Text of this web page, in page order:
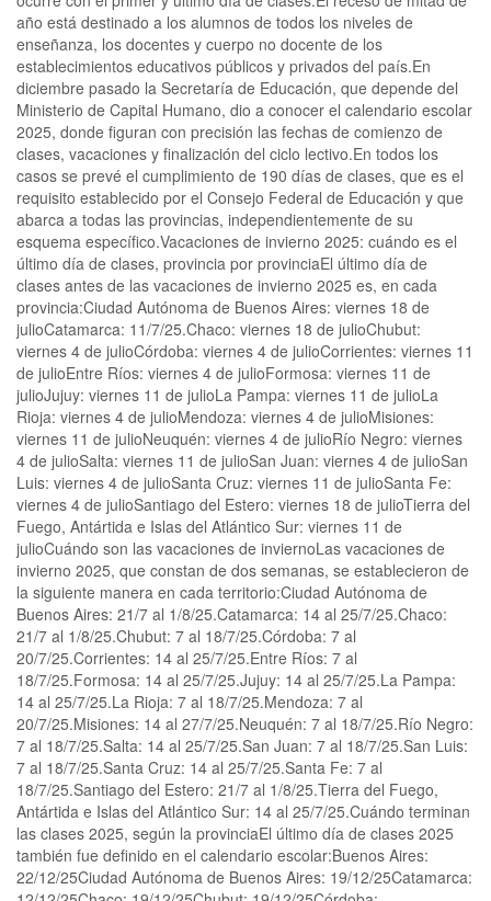
año está destinado a los alumnos de todos los niveles de
enseñanza, los docentes y cuerpo no docente de los
establecimientos educativos públicos y privados del país.En
diciembre pasado la Secretaría de Educación, que depende del
Ministerio de Capital Humano, dio a conocer el calendario escolar
2025, donde figuran con precisión las fechas de comienzo de
clases, vacaciones y finalización del ciclo lectivo.En todos los
casos se prevé el cumplimiento de 190 días de clases, que es el
requisito establecido por el Consejo Federal de Educación y que
abarca a todas las provincias, independientemente de su
esquema específico.Vacaciones de invierno 2025: cuándo es el
último día de clases, provincia por provinciaEl último día de
clases antes de las vacaciones de invierno 2025 es, en cada
provincia:Ciudad Autónoma de Buenos Aires: viernes 18 de
julioCatamarca: 11/7/25.Chaco: viernes 18 de julioChubut:
viernes 4 de julioCórdoba: viernes 4 de julioCorrientes: viernes 11
de julioEntre Ríos: viernes 4 de julioFormosa: viernes 11 de
julioJujuy: viernes 11 de julioLa Pampa: viernes 11 de julioLa
Rioja: viernes 4 de julioMendoza: viernes 4 de julioMisiones:
viernes 11 de julioNeuquén: viernes 4 de julioRío Negro: viernes
4 de julioSalta: viernes 11 de julioSan Juan: viernes 4 de julioSan
Luis: viernes 4 de julioSanta Cruz: viernes 11 de julioSanta Fe:
viernes 4 de julioSantiago del Estero: viernes 18 de julioTierra del
Fuego, Antártida e Islas del Atlántico Sur: viernes 11 de
julioCuándo son las vacaciones de inviernoLas vacaciones de
invierno 2025, que constan de dos semanas, se establecieron de
la siguiente manera en cada territorio:Ciudad Autónoma de
Buenos Aires: 21/7 al 1/8/25.Catamarca: 14 al 25/7/25.Chaco:
21/7 al 1/8/25.Chubut: 7 al 18/7/25.Córdoba: 7 al
20/7/25.Corrientes: 14 al 25/7/25.Entre Ríos: 7 al
18/7/25.Formosa: 14 al 25/7/25.Jujuy: 14 al 25/7/25.La Pampa:
14 al 25/7/25.La Rioja: 7 al 18/7/25.Mendoza: 7 al
20/7/25.Misiones: 14 al 27/7/25.Neuquén: 7 al 18/7/25.Río Negro:
7 al 18/7/25.Salta: 14 al 25/7/25.San Juan: 7 al 18/7/25.San Luis:
7 al 18/7/25.Santa Cruz: 14 al 25/7/25.Santa Fe: 7 al
18/7/25.Santiago del Estero: 21/7 al 1/8/25.Tierra del Fuego,
Antártida e Islas del Atlántico Sur: 14 al 25/7/25.Cuándo terminan
las clases 2025, según la provinciaEl último día de clases 2025
también fue definido en el calendario escolar:Buenos Aires:
22/12/25Ciudad Autónoma de Buenos Aires: 19/12/25Catamarca: